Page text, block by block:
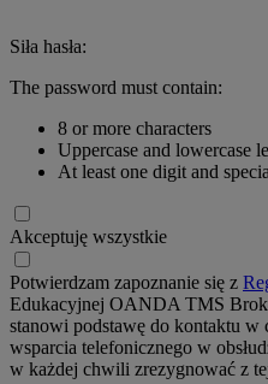
Siła hasła:
The password must contain:
8 or more characters
Uppercase and lowercase
At least one digit and
Akceptuję wszystkie
Potwierdzam zapoznanie się z
Edukacyjnej OANDA TMS
stanowi podstawę do kontaktu w
wsparcia telefonicznego w
w każdej chwili zrezygnować z